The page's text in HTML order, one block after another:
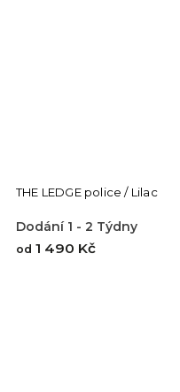
THE LEDGE police / Lilac
Dodání 1 - 2 Týdny
od 1 490 Kč